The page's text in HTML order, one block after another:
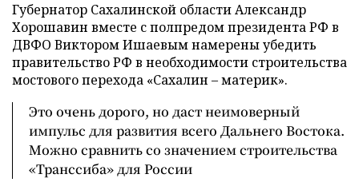
Губернатор Сахалинской области Александр
Хорошавин вместе с полпредом президента РФ в
ДВФО Виктором Ишаевым намерены убедить
правительство РФ в необходимости строительства
мостового перехода «Сахалин – материк».
Это очень дорого, но даст неимоверный
импульс для развития всего Дальнего Востока.
Можно сравнить со значением строительства
«Транссиба» для России